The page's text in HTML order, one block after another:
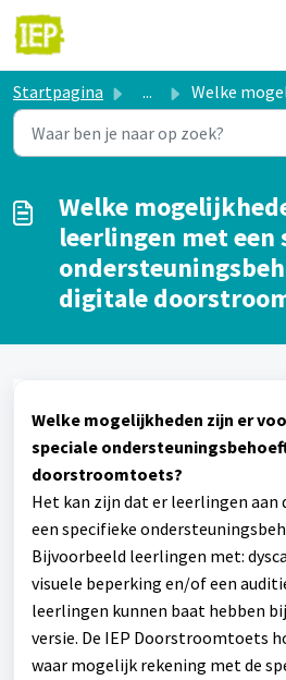
Doorgaan naar hoofdinhoud
Startpagina ... Welke mogelijkheden zijn er voor
Welke
leerlingen met een
digitale
Welke mogelijkheden zijn er
speciale
doorstroomtoets?
Het kan zijn dat er leerlingen aan
een specifieke
Bijvoorbeeld leerlingen met:
visuele beperking en/of een
leerlingen kunnen baat hebben
versie. De IEP Doorstroomtoets
waar mogelijk rekening met de